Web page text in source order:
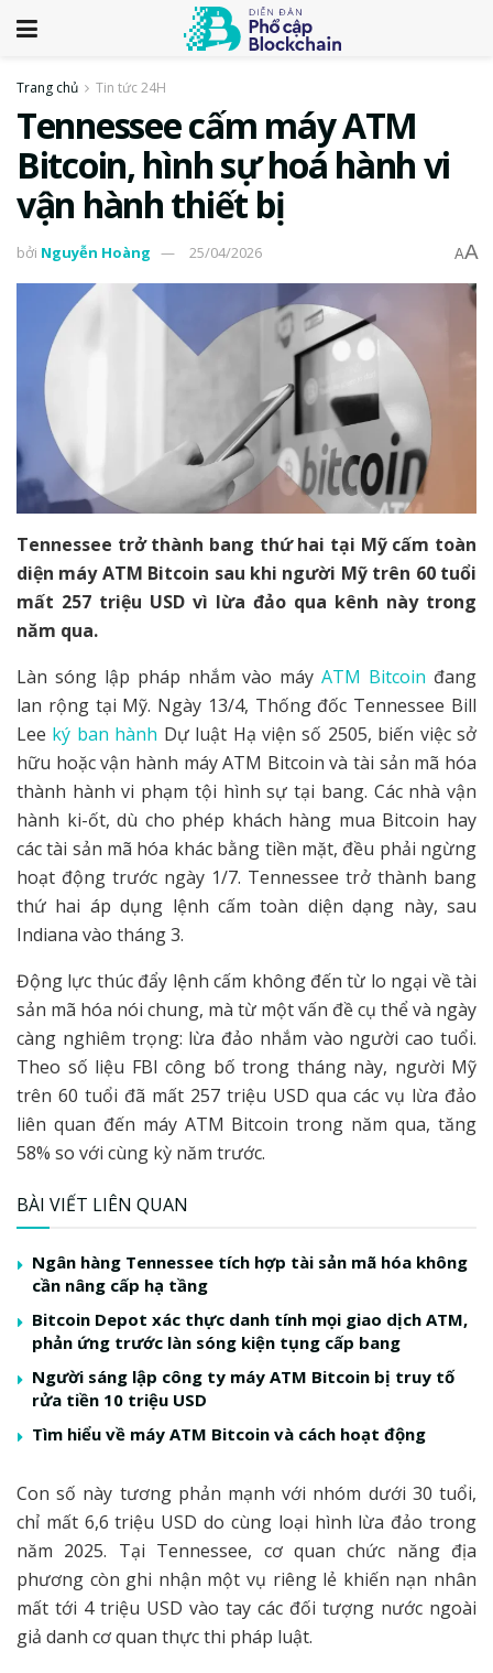
Trang chủ Tin tức 24H
Tennessee cấm máy ATM
Bitcoin, hình sự hoá hành vi
vận hành thiết bị
bởi Nguyễn Hoàng 25/04/2026 AA
Tennessee trở thành bang thứ hai tại Mỹ cấm toàn
diện máy ATM Bitcoin sau khi người Mỹ trên 60 tuổi
mất 257 triệu USD vì lừa đảo qua kênh này trong
năm qua.
Làn sóng lập pháp nhắm vào máyATM Bitcoin đang
lan rộng tại Mỹ. Ngày 13/4, Thống đốc Tennessee Bill
Lee ký ban hành Dự luật Hạ viện số 2505, biến việc sở
hữu hoặc vận hành máy ATM Bitcoin và tài sản mã hóa
thành hành vi phạm tội hình sự tại bang. Các nhà vận
hành ki-ốt, dù cho phép khách hàng mua Bitcoin hay
các tài sản mã hóa khác bằng tiền mặt, đều phải ngừng
hoạt động trước ngày 1/7. Tennessee trở thành bang
thứ hai áp dụng lệnh cấm toàn diện dạng này, sau
Indiana vào tháng 3.
Động lực thúc đẩy lệnh cấm không đến từ lo ngại về tài
sản mã hóa nói chung, mà từ một vấn đề cụ thể và ngày
càng nghiêm trọng: lừa đảo nhắm vào người cao tuổi.
Theo số liệu FBI công bố trong tháng này, người Mỹ
trên 60 tuổi đã mất 257 triệu USD qua các vụ lừa đảo
liên quan đến máy ATM Bitcoin trong năm qua, tăng
58% so với cùng kỳ năm trước.
BÀI VIẾT LIÊN QUAN
Ngân hàng Tennessee tích hợp tài sản mã hóa không
cần nâng cấp hạ tầng
Bitcoin Depot xác thực danh tính mọi giao dịch ATM,
phản ứng trước làn sóng kiện tụng cấp bang
Người sáng lập công ty máy ATM Bitcoin bị truy tố
rửa tiền 10 triệu USD
Tìm hiểu về máy ATM Bitcoin và cách hoạt động
Con số này tương phản mạnh với nhóm dưới 30 tuổi,
chỉ mất 6,6 triệu USD do cùng loại hình lừa đảo trong
năm 2025. Tại Tennessee, cơ quan chức năng địa
phương còn ghi nhận một vụ riêng lẻ khiến nạn nhân
mất tới 4 triệu USD vào tay các đối tượng nước ngoài
giả danh cơ quan thực thi pháp luật.